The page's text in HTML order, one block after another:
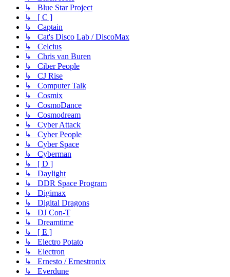
↳ Blue Star Project
↳ [ C ]
↳ Captain
↳ Cat's Disco Lab / DiscoMax
↳ Celcius
↳ Chris van Buren
↳ Ciber People
↳ CJ Rise
↳ Computer Talk
↳ Cosmix
↳ CosmoDance
↳ Cosmodream
↳ Cyber Attack
↳ Cyber People
↳ Cyber Space
↳ Cyberman
↳ [ D ]
↳ Daylight
↳ DDR Space Program
↳ Digimax
↳ Digital Dragons
↳ DJ Con-T
↳ Dreamtime
↳ [ E ]
↳ Electro Potato
↳ Electron
↳ Ernesto / Ernestronix
↳ Everdune